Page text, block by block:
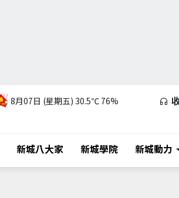
8月07日 (星期五) 30.5℃ 76%
新城八大家 新城學院 新城動力